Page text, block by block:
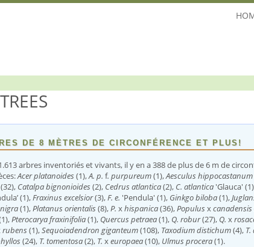
DE 8 MÈTRES DE CIRCONFÉRENCE ET PLUS!
arbres inventoriés et vivants, il y en a 388 de plus de 6 m de
Acer platanoides (1),A. p. f. purpureum(1),Aesculus hippocastanum
(32),Catalpa bignonioides (2),Cedrus atlantica(2), C. atlantica'Glauca'
(1),Fraxinus excelsior(3),F. e. 'Pendula' (1),Ginkgo biloba(1),
(1),Platanus orientalis (8),P. xhispanica(36),Populus xcanadensis
Pterocarya fraxinifolia(1),Quercus petraea(1),Q. robur(27),Q. x
rubens (1),Sequoiadendron giganteum(108),Taxodium distichum(4),T.
(24),T. tomentosa(2),T. xeuropaea(10),Ulmus procera(1).